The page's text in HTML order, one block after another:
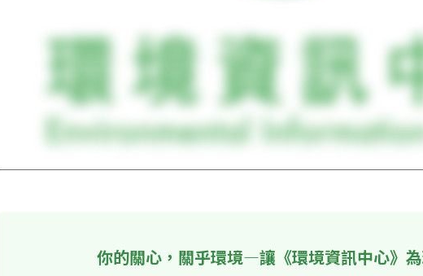
你的關心，關乎環境—讓《環境資訊中心》